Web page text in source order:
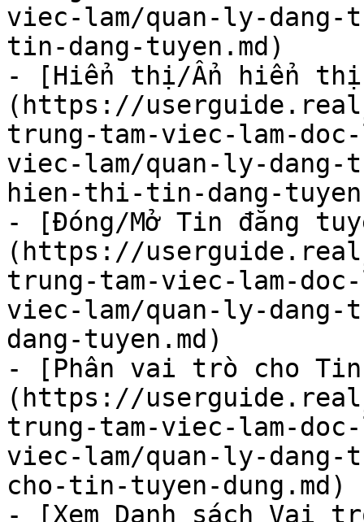
viec-lam/quan-ly-dang-
tin-dang-tuyen.md)
- [Hiển thị/Ẩn hiển thị
(https://
trung-tam-viec-lam-
viec-lam/quan-ly-
hien-thi-tin-dang-
- [Đóng/Mở Tin đăng
(https://
trung-tam-viec-lam-
viec-lam/quan-ly-dang-
dang-tuyen.md)
- [Phân vai trò cho Tin
(https://
trung-tam-viec-lam-
viec-lam/quan-ly-
cho-tin-tuyen-dung.md)
- [Xem Danh sách Vai